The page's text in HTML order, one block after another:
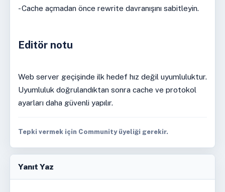
- Cache açmadan önce rewrite davranışını sabitleyin.
Editör notu
Web server geçişinde ilk hedef hız değil uyumluluktur.
Uyumluluk doğrulandıktan sonra cache ve protokol
ayarları daha güvenli yapılır.
Tepki vermek için Community üyeliği gerekir.
Yanıt Yaz